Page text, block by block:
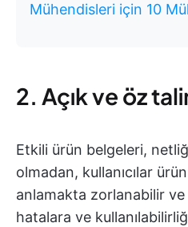
Mühendisleri için 10
2. Açık ve öz
Etkili ürün belgeleri,
olmadan, kullanıcılar
anlamakta zorlanabilir ve
hatalara ve